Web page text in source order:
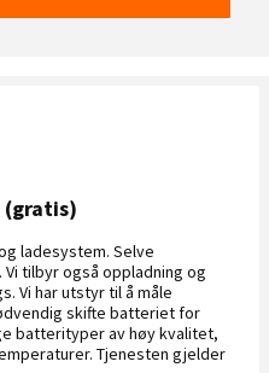
ladesystem. Selve
tilbyr også oppladning og
Vi har utstyr til å måle
skifte batteriet for
batterityper av høy kvalitet,
Tjenesten gjelder